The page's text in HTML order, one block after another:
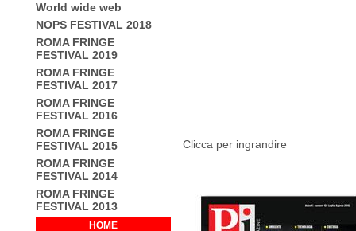
World wide web
NOPS FESTIVAL 2018
ROMA FRINGE
FESTIVAL 2019
ROMA FRINGE
FESTIVAL 2017
ROMA FRINGE
FESTIVAL 2016
ROMA FRINGE
FESTIVAL 2015
ROMA FRINGE
FESTIVAL 2014
ROMA FRINGE
FESTIVAL 2013
HOME
Clicca per ingrandire